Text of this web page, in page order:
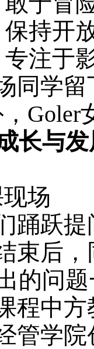
保持开
专注于
同学
，Goler
长与发
场
踊跃提
束后
的问
程中方
管学